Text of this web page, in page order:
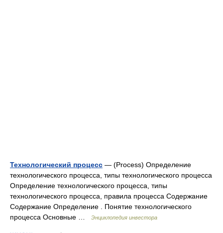
Технологический процесс — (Process) Определение
технологического процесса, типы технологического процесса
Определение технологического процесса, типы
технологического процесса, правила процесса Содержание
Содержание Определение . Понятие технологического
процесса Основные …
Энциклопедия инвестора